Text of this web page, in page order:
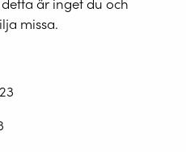
missa.